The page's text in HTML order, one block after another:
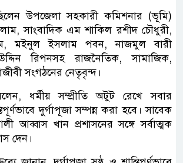
উপজেলা সহকারী কমিশনার (ভূমি)
সাংবাদিক এম শাকিল রশীদ চৌধুরী,
মইনুল ইসলাম পবন, নাজমুল বারী
রিপনসহ রাজনৈতিক, সামাজিক,
সংগঠনের নেতৃবৃন্দ।
ধর্মীয় সম্প্রীতি অটুট রেখে সবার
দুর্গাপূজা সম্পন্ন করা হবে। সাবেক
আব্বাস খান প্রশাসনের সঙ্গে সর্বাত্মক
দেন।